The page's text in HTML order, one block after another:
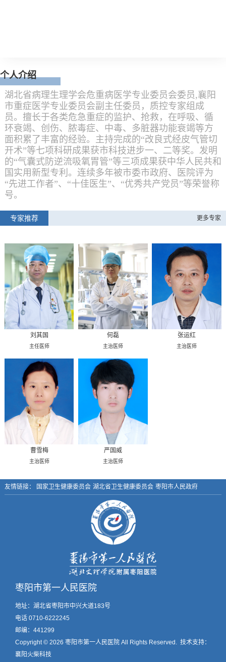
个人介绍
湖北省病理生理学会危重病医学专业委员会委员,襄阳
市重症医学专业委员会副主任委员，质控专家组成
员。擅长于各类危急重症的监护、抢救，在呼吸、循
环衰竭、创伤、脓毒症、中毒、多脏器功能衰竭等方
面积累了丰富的经验。主持完成的“改良式经皮气管切
开术”等七项科研成果获市科技进步一、二等奖。发明
的“气囊式防逆流吸氧胃管”等三项成果获中华人民共和
国实用新型专利。连续多年被市委市政府、医院评为
“先进工作者”、“十佳医生”、“优秀共产党员”等荣誉称
号。
专家推荐 更多专家
刘其国
主任医师
何磊
主治医师
张运红
主治医师
曹雪梅
主治医师
严国威
主治医师
友情链接： 国家卫生健康委员会 湖北省卫生健康委员会 枣阳市人民政府
枣阳市第一人民医院
地址：湖北省枣阳市中兴大道183号
电话 0710-6222245
邮编：441299
Copyright © 2026枣阳市第一人民医院 All Rights Reserved. 技术支持：
襄阳火柴科技